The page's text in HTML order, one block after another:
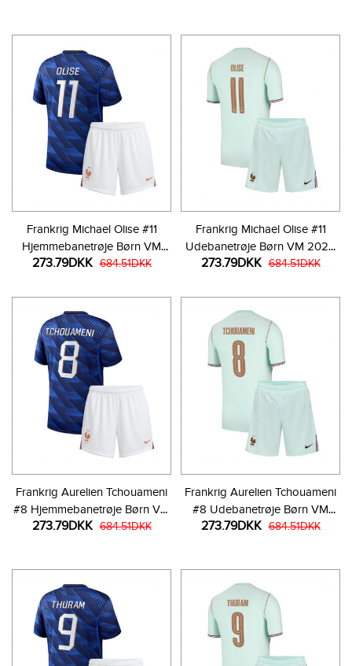
Frankrig Michael Olise #11
Hjemmebanetrøje Børn VM
2026 Kortærmet (+ Korte
273.79DKK 684.51DKK
Frankrig Michael Olise #11
Udebanetrøje Børn VM 2026
Kortærmet (+ Korte bukser)
273.79DKK 684.51DKK
Frankrig Aurelien Tchouameni
#8 Hjemmebanetrøje Børn VM
2026 Kortærmet (+ Korte
273.79DKK 684.51DKK
Frankrig Aurelien Tchouameni
#8 Udebanetrøje Børn VM
2026 Kortærmet (+ Korte
273.79DKK 684.51DKK